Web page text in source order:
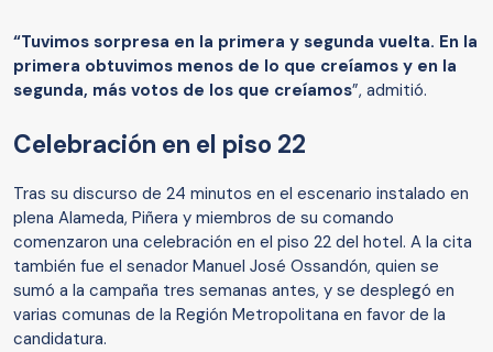
“Tuvimos sorpresa en la primera y segunda vuelta. En la
primera obtuvimos menos de lo que creíamos y en la
segunda, más votos de los que creíamos”, admitió.
Celebración en el piso 22
Tras su discurso de 24 minutos en el escenario instalado en
plena Alameda, Piñera y miembros de su comando
comenzaron una celebración en el piso 22 del hotel. A la cita
también fue el senador Manuel José Ossandón, quien se
sumó a la campaña tres semanas antes, y se desplegó en
varias comunas de la Región Metropolitana en favor de la
candidatura.